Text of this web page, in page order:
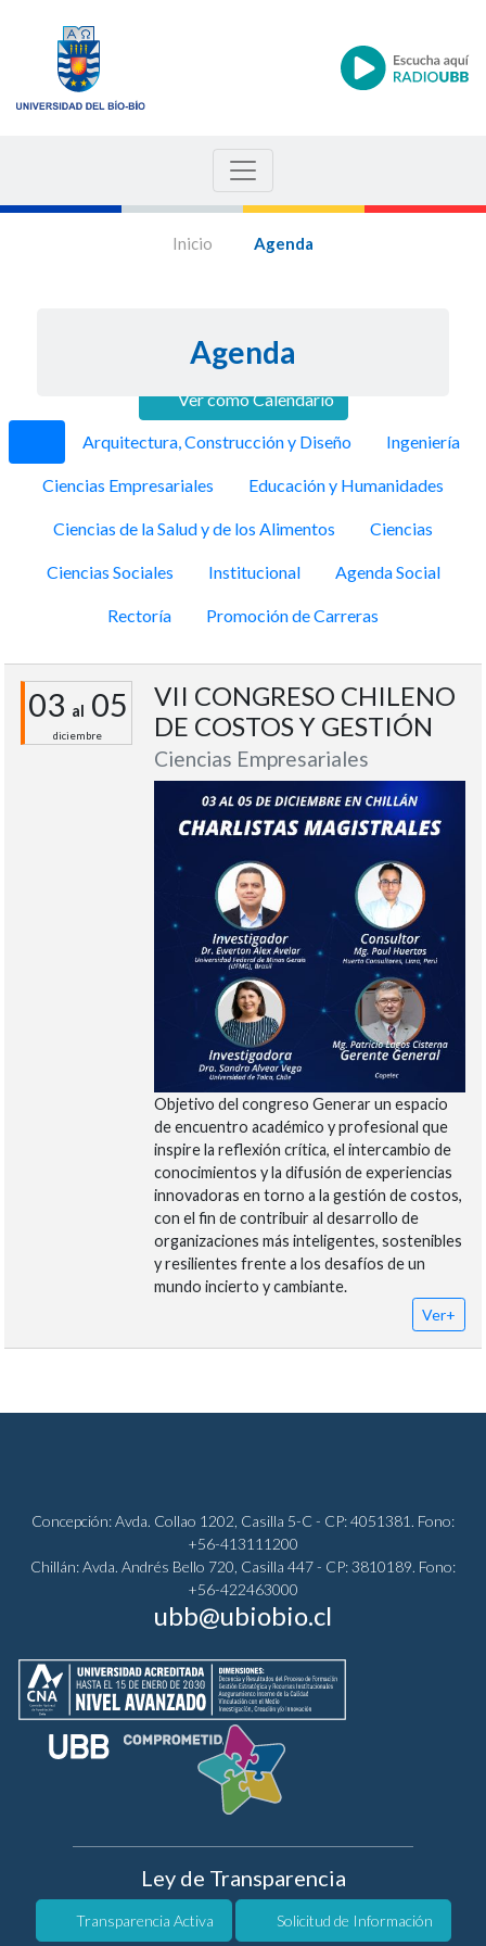
Inicio Agenda
Agenda
Anterior
Ver como Calendario
Arquitectura, Construcción y Diseño Ingeniería
Ciencias Empresariales Educación y Humanidades
Ciencias de la Salud y de los Alimentos Ciencias
Ciencias Sociales Institucional Agenda Social
Rectoría Promoción de Carreras
03 al 05
diciembre
VII CONGRESO CHILENO
DE COSTOS Y GESTIÓN
Ciencias Empresariales
Objetivo del congreso Generar un espacio
de encuentro académico y profesional que
inspire la reflexión crítica, el intercambio de
conocimientos y la difusión de experiencias
innovadoras en torno a la gestión de costos,
con el fin de contribuir al desarrollo de
organizaciones más inteligentes, sostenibles
y resilientes frente a los desafíos de un
mundo incierto y cambiante.
Ver+
Concepción: Avda. Collao 1202, Casilla 5-C - CP: 4051381. Fono:
+56-413111200
Chillán: Avda. Andrés Bello 720, Casilla 447 - CP: 3810189. Fono:
+56-422463000
ubb@ubiobio.cl
Ley de Transparencia
Transparencia Activa Solicitud de Información